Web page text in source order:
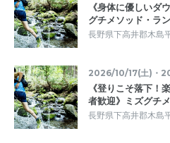
《身体に優しいダ
グチメソッド・ラ
長野県下高井郡木島
2026/10/17(土)・
《登りこそ落下！
者歓迎》ミズグチ
長野県下高井郡木島